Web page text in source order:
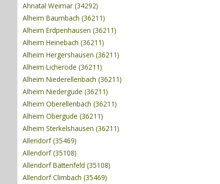
Ahnatal Weimar (34292)
Alheim Baumbach (36211)
Alheim Erdpenhausen (36211)
Alheim Heinebach (36211)
Alheim Hergershausen (36211)
Alheim Licherode (36211)
Alheim Niederellenbach (36211)
Alheim Niedergude (36211)
Alheim Oberellenbach (36211)
Alheim Obergude (36211)
Alheim Sterkelshausen (36211)
Allendorf (35469)
Allendorf (35108)
Allendorf Battenfeld (35108)
Allendorf Climbach (35469)